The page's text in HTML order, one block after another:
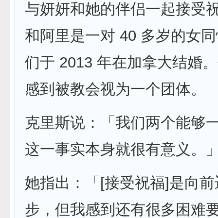
与妍妍和她的伴侣一起接受
和阿里是一对 40 多岁的女
们于 2013 年在加拿大结婚
感到被教会视为一个团体。
克里斯说：「我们两个能够
这一事实本身就很有意义。
她指出：「[接受祝福]是向
步，但我感到还有很多困难